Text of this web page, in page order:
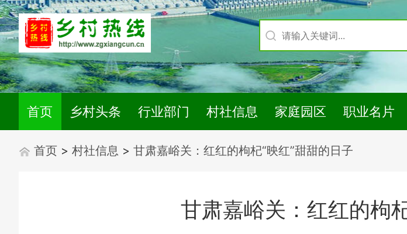
首页 乡村头条 行业部门 村社信息 家庭园区 职业名片
首页 > 村社信息 > 甘肃嘉峪关：红红的枸杞“映红”甜甜的日子
甘肃嘉峪关：红红的枸